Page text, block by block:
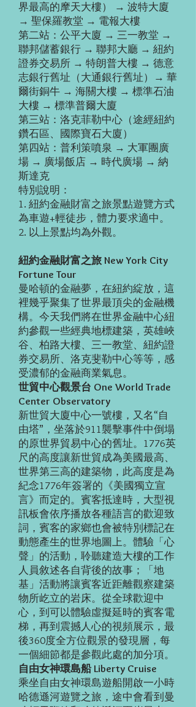
界最高的摩天大樓） → 波特大廈
→ 聖保羅教堂 → 電報大樓
第二站：公平大廈 → 三一教堂 →
聯邦儲蓄銀行 → 聯邦大廳 → 紐約
證券交易所 → 特朗普大樓 → 德意
志銀行舊址（大通銀行舊址）→ 華
爾街銅牛 → 海關大樓 → 標準石油
大樓 → 標準普爾大廈
第三站：洛克菲勒中心（途經紐約
鑽石區、國際寶石大廈）
第四站：普利策噴泉 → 大軍團廣
場 → 廣場飯店 → 時代廣場 → 納
斯達克
特別說明：
1. 紐約金融財富之旅景點遊覽方式
為車遊+輕徒步，體力要求適中。
2. 以上景點均為外觀。
紐約金融財富之旅 New York City
Fortune Tour
曼哈頓的金融夢，在紐約綻放，這
裡幾乎聚集了世界最頂尖的金融機
構。今天我們將在世界金融中心紐
約參觀一些經典地標建築，英雄峽
谷、柏路大樓、三一教堂、紐約證
券交易所、洛克斐勒中心等等，感
受濃郁的金融商業氣息。
世貿中心觀景台 One World Trade
Center Observatory
新世貿大廈中心一號樓，又名“自
由塔”，坐落於911襲擊事件中倒塌
的原世界貿易中心的舊址。1776英
尺的高度讓新世貿成為美國最高、
世界第三高的建築物，此高度是為
紀念1776年簽署的《美國獨立宣
言》而定的。賓客抵達時，大型視
訊板會依序播放各種語言的歡迎致
詞，賓客的家鄉也會被特別標記在
動態產生的世界地圖上。體驗「心
聲」的活動，聆聽建造大樓的工作
人員敘述各自背後的故事；「地
基」活動將讓賓客近距離觀察建築
物所屹立的岩床。從全球歡迎中
心，到可以體驗虛擬延時的賓客電
梯，再到震撼人心的視頻展示，最
後360度全方位觀景的發現層，每
一個細節都是參觀此處的加分項。
自由女神環島船 Liberty Cruise
乘坐自由女神環島遊船開啟一小時
哈德遜河遊覽之旅，途中會看到曼